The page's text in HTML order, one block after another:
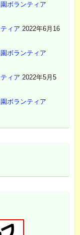
ボランティア
ィア 2022年6月16
ボランティア
ィア 2022年5月5
ボランティア